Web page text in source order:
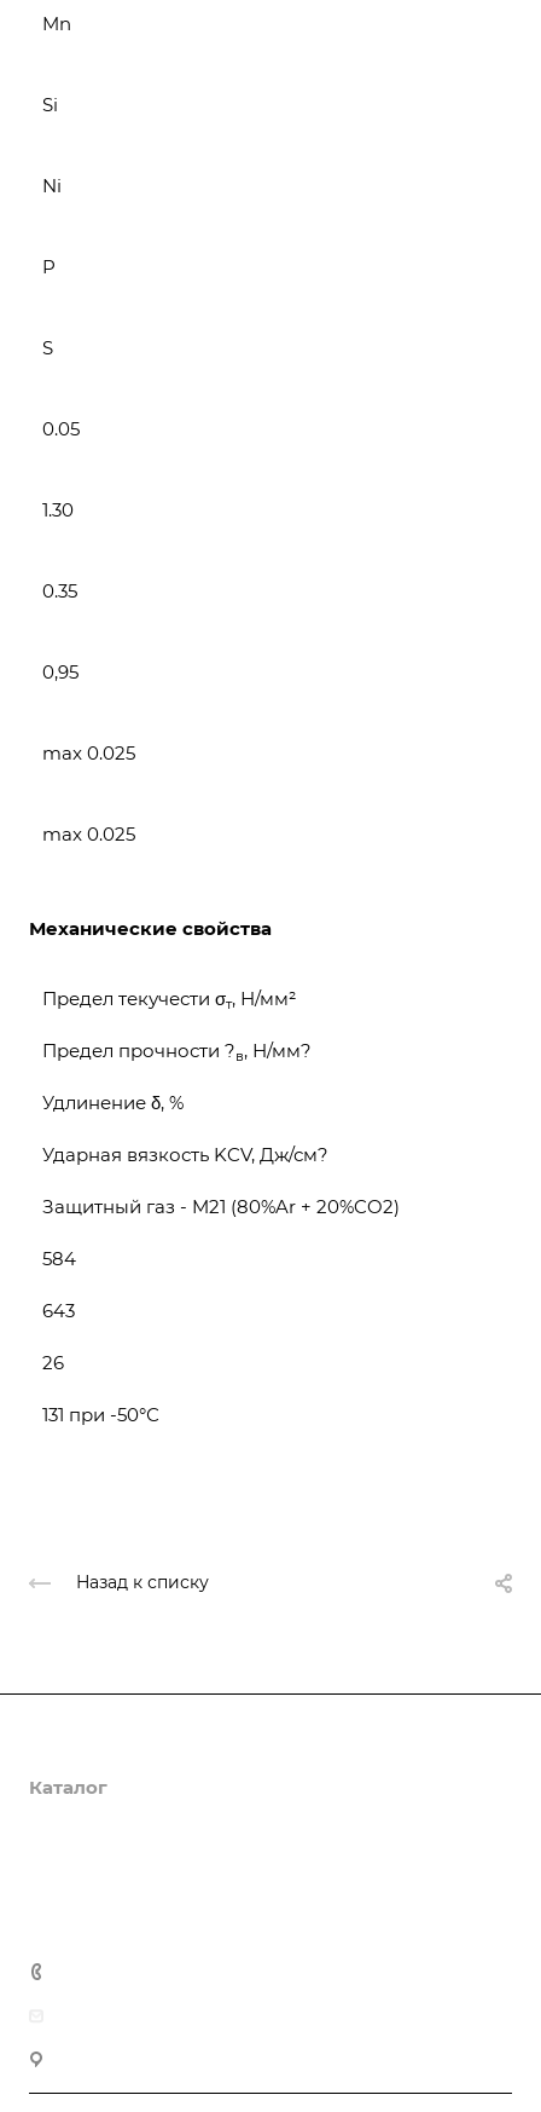
Mn
Si
Ni
P
S
0.05
1.30
0.35
0,95
max 0.025
max 0.025
Механические свойства
Предел текучести σт, Н/мм²
Предел прочности ?в, Н/мм?
Удлинение δ, %
Ударная вязкость KCV, Дж/см?
Защитный газ - M21 (80%Ar + 20%CO2)
584
643
26
131 при -50°С
Назад к списку
Каталог